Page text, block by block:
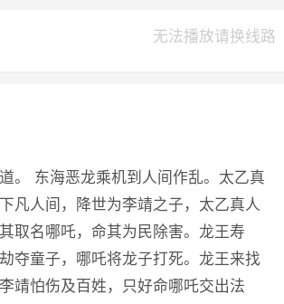
无法播放请换线路
东海恶龙乘机到人间作乱。太乙真
凡人间，降世为李靖之子，太乙真人
取名哪吒，命其为民除害。龙王寿
夺童子，哪吒将龙子打死。龙王来找
靖怕伤及百姓，只好命哪吒交出法